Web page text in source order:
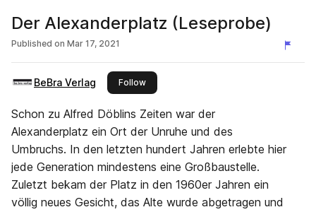
Der Alexanderplatz (Leseprobe)
Published on Mar 17, 2021
BeBra Verlag Followthis publisher
Schon zu Alfred Döblins Zeiten war der
Alexanderplatz ein Ort der Unruhe und des
Umbruchs. In den letzten hundert Jahren erlebte hier
jede Generation mindestens eine Großbaustelle.
Zuletzt bekam der Platz in den 1960er Jahren ein
völlig neues Gesicht, das Alte wurde abgetragen und